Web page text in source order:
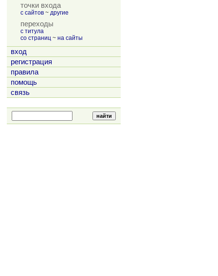
точки входа
с сайтов ~ другие
переходы
с титула
со страниц ~ на сайты
вход
регистрация
правила
помощь
связь